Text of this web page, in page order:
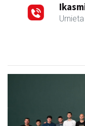
Ikasmin ikasketa
Urnieta - Ikasketa